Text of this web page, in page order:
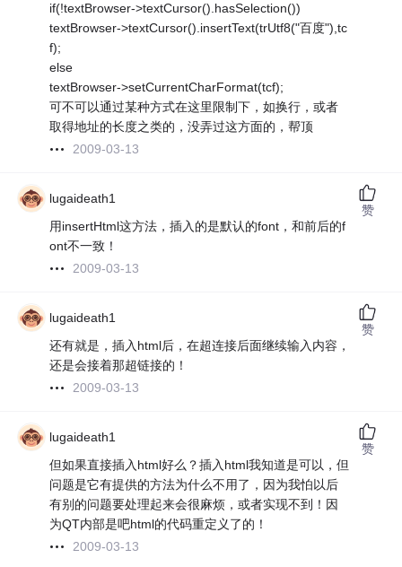
if(!textBrowser->textCursor().hasSelection())
textBrowser->textCursor().insertText(trUtf8("百度"),tc
f);
else
textBrowser->setCurrentCharFormat(tcf);
可不可以通过某种方式在这里限制下，如换行，或者
取得地址的长度之类的，没弄过这方面的，帮顶
2009-03-13
lugaideath1
用insertHtml这方法，插入的是默认的font，和前后的f
ont不一致！
2009-03-13
赞
lugaideath1
还有就是，插入html后，在超连接后面继续输入内容，
还是会接着那超链接的！
2009-03-13
赞
lugaideath1
但如果直接插入html好么？插入html我知道是可以，但
问题是它有提供的方法为什么不用了，因为我怕以后
有别的问题要处理起来会很麻烦，或者实现不到！因
为QT内部是吧html的代码重定义了的！
2009-03-13
赞